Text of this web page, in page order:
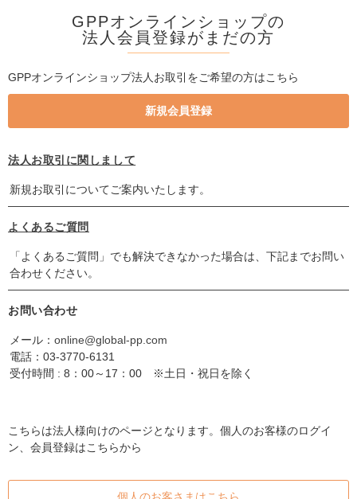
GPPオンラインショップの
法人会員登録がまだの方
GPPオンラインショップ法人お取引をご希望の方はこちら
法人お取引に関しまして
新規お取引についてご案内いたします。
よくあるご質問
「よくあるご質問」でも解決できなかった場合は、下記までお問い
合わせください。
お問い合わせ
メール： online@global-pp.com
電話： 03-3770-6131
受付時間 : 8：00～17：00 ※土日・祝日を除く
こちらは法人様向けのページとなります。個人のお客様のログイ
ン、会員登録はこちらから